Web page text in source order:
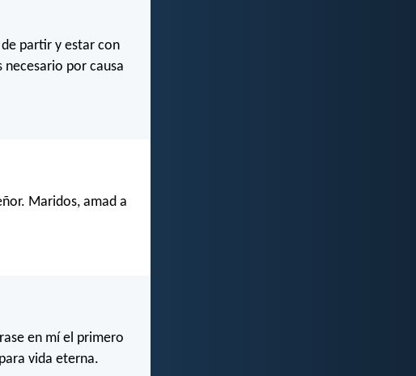
partir y estar con
por causa
Maridos, amad a
en mí el primero
vida eterna.